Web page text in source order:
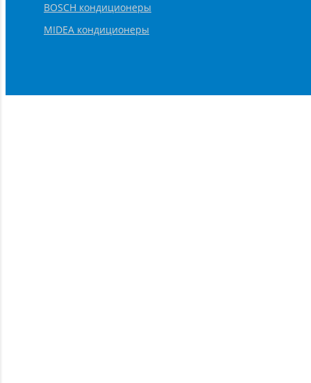
BOSCH кондиционеры
MIDEA кондиционеры